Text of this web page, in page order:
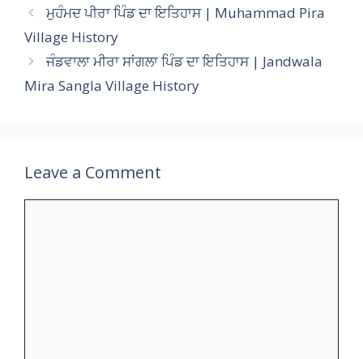
s
A
p
p
b
o
o
k
gr
m
er l p
h
y
n
e
ਮੁਹੰਮਦ ਪੀਰਾ ਪਿੰਡ ਦਾ ਇਤਿਹਾਸ | Muhammad Pira
Village History
ਜੰਡਵਾਲਾ ਮੀਰਾ ਸਾਂਗਲਾ ਪਿੰਡ ਦਾ ਇਤਿਹਾਸ | Jandwala
Mira Sangla Village History
Leave a Comment